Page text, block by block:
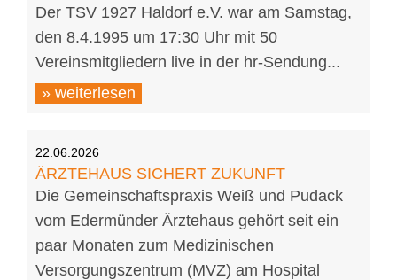
Der TSV 1927 Haldorf e.V. war am Samstag,
den 8.4.1995 um 17:30 Uhr mit 50
Vereinsmitgliedern live in der hr-Sendung...
» weiterlesen
22.06.2026
ÄRZTEHAUS SICHERT ZUKUNFT
Die Gemeinschaftspraxis Weiß und Pudack
vom Edermünder Ärztehaus gehört seit ein
paar Monaten zum Medizinischen
Versorgungszentrum (MVZ) am Hospital